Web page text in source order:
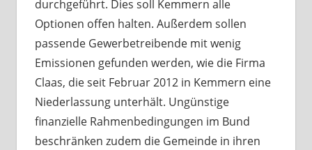
durchgeführt. Dies soll Kemmern alle
Optionen offen halten. Außerdem sollen
passende Gewerbetreibende mit wenig
Emissionen gefunden werden, wie die Firma
Claas, die seit Februar 2012 in Kemmern eine
Niederlassung unterhält. Ungünstige
finanzielle Rahmenbedingungen im Bund
beschränken zudem die Gemeinde in ihren